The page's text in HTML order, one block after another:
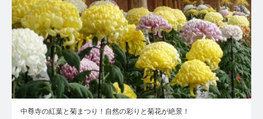
中尊寺の紅葉と菊まつり！自然の彩りと菊花が絶景！